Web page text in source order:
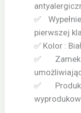
✅
pierwszej
✅ Kolor :
✅
✅